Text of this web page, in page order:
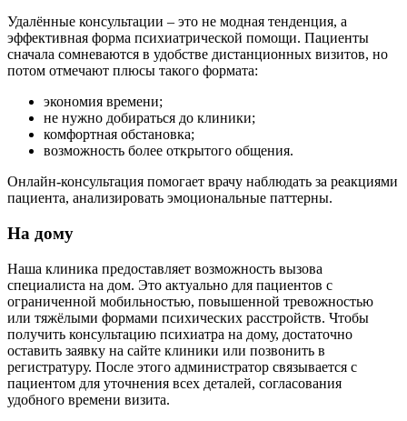
Удалённые консультации – это не модная тенденция, а
эффективная форма психиатрической помощи. Пациенты
сначала сомневаются в удобстве дистанционных визитов, но
потом отмечают плюсы такого формата:
экономия времени;
не нужно добираться до клиники;
комфортная обстановка;
возможность более открытого общения.
Онлайн-консультация помогает врачу наблюдать за реакциями
пациента, анализировать эмоциональные паттерны.
На дому
Наша клиника предоставляет возможность вызова
специалиста на дом. Это актуально для пациентов с
ограниченной мобильностью, повышенной тревожностью
или тяжёлыми формами психических расстройств. Чтобы
получить консультацию психиатра на дому, достаточно
оставить заявку на сайте клиники или позвонить в
регистратуру. После этого администратор связывается с
пациентом для уточнения всех деталей, согласования
удобного времени визита.